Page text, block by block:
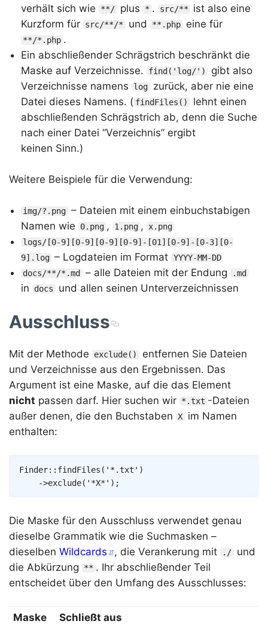
verhält sich wie
**/ plus * . src/**
ist also eine
Kurzform für src/**/* und **.php eine für
**/*.php .
Ein abschließender Schrägstrich beschränkt die
Maske auf Verzeichnisse.
find('log/')
gibt also
Verzeichnisse namens
log
zurück, aber nie eine
Datei dieses Namens. ( findFiles()
lehnt einen
abschließenden Schrägstrich ab, denn die Suche
nach einer Datei “Verzeichnis” ergibt
keinen Sinn.)
Weitere Beispiele für die Verwendung:
img/?.png – Dateien mit einem einbuchstabigen
Namen wie
0.png , 1.png , x.png
logs/[0-9][0-9][0-9][0-9]-[01][0-9]-[0-3][0-
9].log – Logdateien im Format YYYY-MM-DD
docs/**/*.md
– alle Dateien mit der Endung .md
in docs und allen seinen Unterverzeichnissen
Ausschluss
Mit der Methode exclude()
entfernen Sie Dateien
und Verzeichnisse aus den Ergebnissen. Das
Argument ist eine Maske, auf die das Element
nicht passen darf. Hier suchen wir *.txt -Dateien
außer denen, die den Buchstaben X
im Namen
enthalten:
Finder:: findFiles ( '*.txt' )
->exclude( '*X*' ) ;
Die Maske für den Ausschluss verwendet genau
dieselbe Grammatik wie die Suchmasken –
dieselben Wildcards , die Verankerung mit ./
und
die Abkürzung
** . Ihr abschließender Teil
entscheidet über den Umfang des Ausschlusses:
Maske Schließt aus